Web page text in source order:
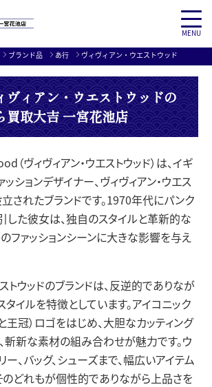
MENU
ブランド品 あ行 ヴィヴィアン・ウエストウッド
ヴィアン・ウエストウッドの
買取大吉 一宮花池店
ヴィヴィアン・ウエストウッド）は、イギ
ションデザイナー、ヴィヴィアン・ウエス
立されたブランドです。1970年代にパンク
した彼女は、独自のスタイルと革新的な
ファッションシーンに大きな影響を与え
トウッドのブランドは、反逆的でありなが
タイルを特徴としています。アイコニック
王冠）ロゴをはじめ、大胆なカッティング
斬新な素材の組み合わせが魅力です。ウ
、バッグ、シューズまで、幅広いアイテム
のどれもが個性的でありながら上品さを